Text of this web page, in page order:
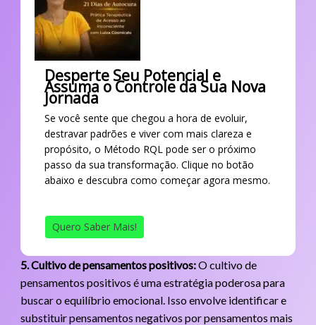
Desperte Seu Potencial e
Assuma o Controle da Sua Nova
Jornada
Se você sente que chegou a hora de evoluir,
destravar padrões e viver com mais clareza e
propósito, o Método RQL pode ser o próximo
passo da sua transformação. Clique no botão
abaixo e descubra como começar agora mesmo.
Quero Saber Mais!
5. Cultivo de pensamentos positivos:O cultivo de
pensamentos positivos é uma estratégia poderosa para
buscar o equilíbrio emocional. Isso envolve identificar e
substituir pensamentos negativos por pensamentos mais